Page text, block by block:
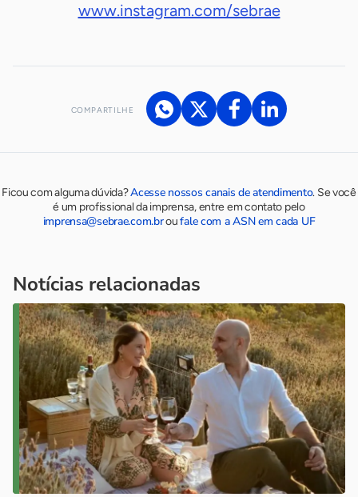
www.instagram.com/sebrae
COMPARTILHE
Ficou com alguma dúvida?Acesse nossos canais de atendimento. Se você
é um profissional da imprensa, entre em contato pelo
imprensa@sebrae.com.broufale com a ASN em cada UF
Notícias relacionadas